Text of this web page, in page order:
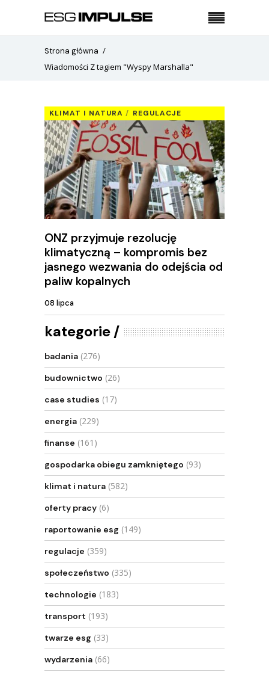
Strona główna
Wiadomości Z tagiem "Wyspy Marshalla"
KLIMAT I NATURA REGULACJE
ONZ przyjmuje rezolucję
klimatyczną – kompromis bez
jasnego wezwania do odejścia od
paliw kopalnych
08 lipca
kategorie
badania (276)
budownictwo (26)
case studies (17)
energia (229)
finanse (161)
gospodarka obiegu zamkniętego (93)
klimat i natura (582)
oferty pracy (6)
raportowanie esg (149)
regulacje (359)
społeczeństwo (335)
technologie (183)
transport (193)
twarze esg (33)
wydarzenia (66)